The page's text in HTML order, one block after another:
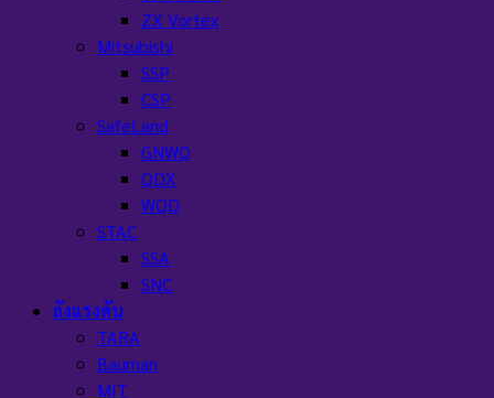
ZX Vortex
Mitsubishi
SSP
CSP
SafeLand
GNWQ
QDX
WQD
STAC
SSA
SNC
ถังแรงดัน
TARA
Bauman
MIT